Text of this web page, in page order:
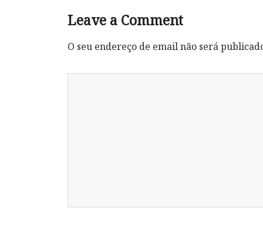
Leave a Comment
O seu endereço de email não será